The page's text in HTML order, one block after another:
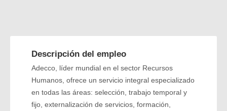
Descripción del empleo
Adecco, líder mundial en el sector Recursos
Humanos, ofrece un servicio integral especializado
en todas las áreas: selección, trabajo temporal y
fijo, externalización de servicios, formación,